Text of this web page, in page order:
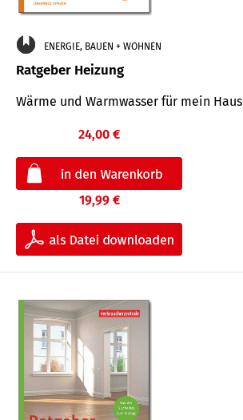
ENERGIE, BAUEN + WOHNEN
Ratgeber Heizung
Wärme und Warmwasser für mein Haus
24,00 €
19,99 €